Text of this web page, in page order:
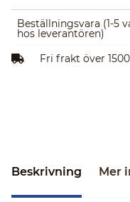
Beställningsvara (1-5
hos leverantören)
Fri frakt över
Beskrivning Mer